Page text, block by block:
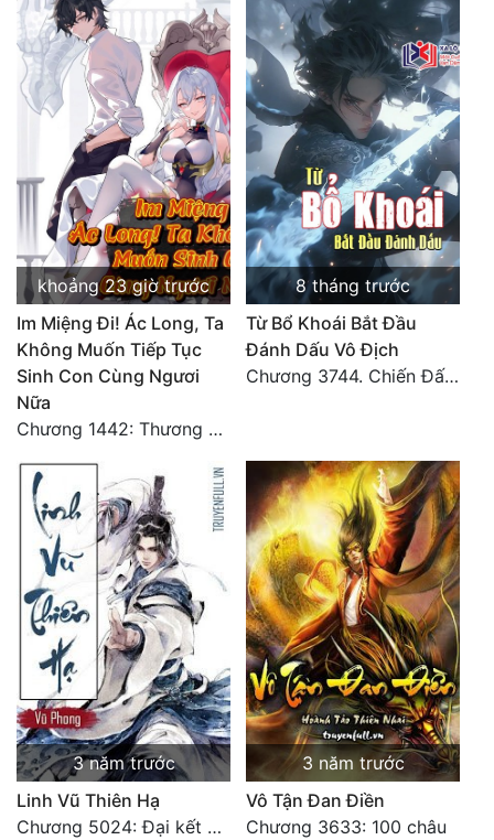
khoảng 23 giờ trước
Im Miệng Đi! Ác Long, Ta
Không Muốn Tiếp Tục
Sinh Con Cùng Ngươi
Nữa
Chương 1442: Thương Hoành Vạn Vật (9)
8 tháng trước
Từ Bổ Khoái Bắt Đầu
Đánh Dấu Vô Địch
Chương 3744. Chiến Đấu nghiền ép, Cực Thiên Chỉ Chủ (Đại Kết Cục)
3 năm trước
Linh Vũ Thiên Hạ
Chương 5024: Đại kết cục
3 năm trước
Vô Tận Đan Điền
Chương 3633: 100 châu